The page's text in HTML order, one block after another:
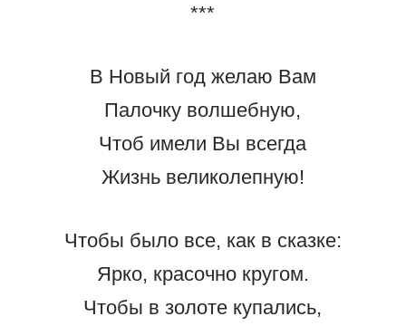
***
В Новый год желаю Вам
Палочку волшебную,
Чтоб имели Вы всегда
Жизнь великолепную!
Чтобы было все, как в сказке:
Ярко, красочно кругом.
Чтобы в золоте купались,